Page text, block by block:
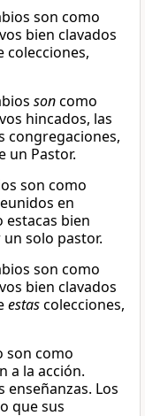
son como
bien clavados
colecciones,
soncomo
hincados, las
congregaciones,
un Pastor.
son como
en
estacas bien
solo pastor.
son como
bien clavados
estascolecciones,
son como
a la acción.
Los
que sus